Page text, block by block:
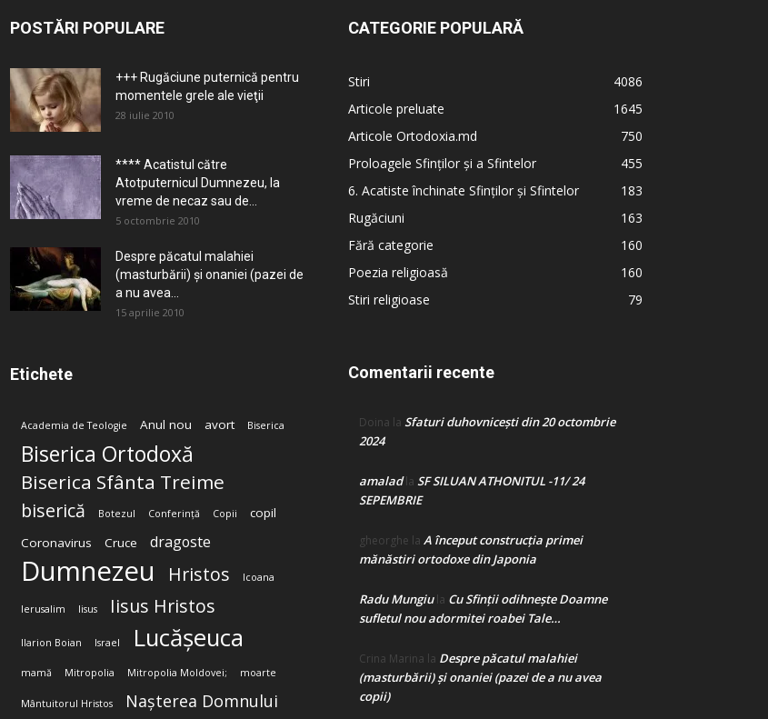
POSTĂRI POPULARE
+++ Rugăciune puternică pentru
momentele grele ale vieţii
28 iulie 2010
**** Acatistul către
Atotputernicul Dumnezeu, la
vreme de necaz sau de...
5 octombrie 2010
Despre păcatul malahiei
(masturbării) şi onaniei (pazei de
a nu avea...
15 aprilie 2010
Etichete
Academia de Teologie Anul nou avort Biserica
Biserica Ortodoxă
Biserica Sfânta Treime
biserică Botezul Conferință Copii
copil
Coronavirus
Cruce dragoste
Dumnezeu Hristos Icoana
Ierusalim Iisus Iisus Hristos
Ilarion Boian Israel Lucășeuca
mamă Mitropolia Mitropolia Moldovei; moarte
Mântuitorul Hristos Nașterea Domnului
CATEGORIE POPULARĂ
Stiri
4086
Articole preluate
1645
Articole Ortodoxia.md
750
Proloagele Sfinților și a Sfintelor
455
6. Acatiste închinate Sfinților și Sfintelor
183
Rugăciuni
163
Fără categorie
160
Poezia religioasă
160
Stiri religioase
79
Comentarii recente
Doina la Sfaturi duhovnicești din 20 octombrie
2024
amaladla SF SILUAN ATHONITUL -11/ 24
SEPEMBRIE
gheorghe la A început construcţia primei
mănăstiri ortodoxe din Japonia
Radu Mungiula Cu Sfinții odihnește Doamne
sufletul nou adormitei roabei Tale…
Crina Marina la Despre păcatul malahiei
(masturbării) şi onaniei (pazei de a nu avea
copii)